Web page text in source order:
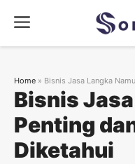
content
Menu
Bisnis
Penting
Diketahui
Home » Bisnis Jasa Langka